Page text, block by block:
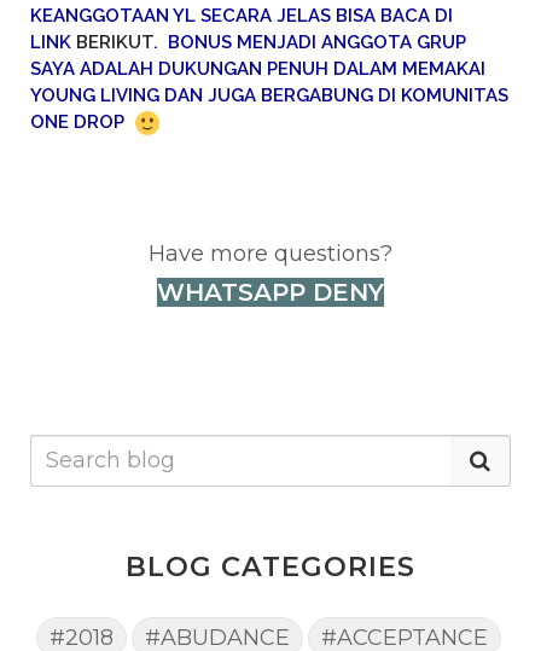
KEANGGOTAAN YL SECARA JELAS BISA BACA DI
LINK BERIKUT. BONUS MENJADI ANGGOTA GRUP
SAYA ADALAH DUKUNGAN PENUH DALAM MEMAKAI
YOUNG LIVING DAN JUGA BERGABUNG DI KOMUNITAS
ONE DROP
Have more questions?
WHATSAPP DENY
BLOG CATEGORIES
#2018 #ABUDANCE
#ACCEPTANCE